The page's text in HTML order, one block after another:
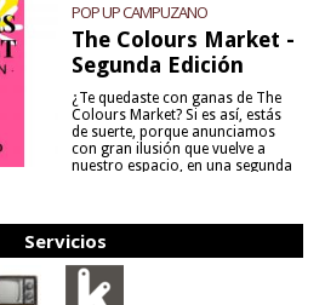
POP UP CAMPUZANO
The Colours Market -
Segunda Edición
¿Te quedaste con ganas de The
Colours Market? Si es así, estás
de suerte, porque anunciamos
con gran ilusión que vuelve a
nuestro espacio, en una segunda
Servicios